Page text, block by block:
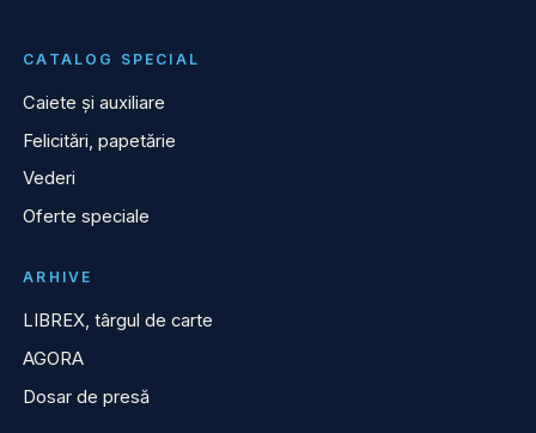
CATALOG SPECIAL
Caiete și auxiliare
Felicitări, papetărie
Vederi
Oferte speciale
ARHIVE
LIBREX, târgul de carte
AGORA
Dosar de presă